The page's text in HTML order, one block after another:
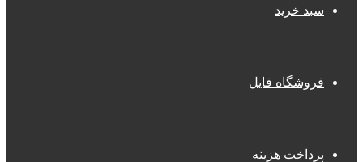
سبد خرید
فروشگاه فایل
پرداخت هزینه